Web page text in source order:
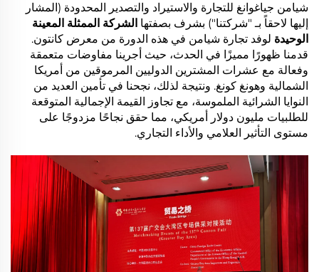
شيامن جياغوانغ للتجارة والاستيراد والتصدير المحدودة (المشار
إليها لاحقاً بـ "شركتنا") بشرف بصفتها الشركة الممثلة المعينة
الوحيدة لوفد تجارة شيامن في هذه الدورة من معرض كانتون.
قدمنا ظهورًا مميزًا في الحدث، حيث أجرينا مفاوضات متعمقة
وفعالة مع عشرات المشترين الدوليين المرموقين من أمريكا
الشمالية وهونغ كونغ. ونتيجة لذلك، نجحنا في تأمين العديد من
النوايا الشرائية الملموسة، مع تجاوز القيمة الإجمالية المتوقعة
للطلبيات مليون دولار أمريكي، مما حقق نجاحًا مزدوجًا على
مستوى التأثير العلامي والأداء التجاري.